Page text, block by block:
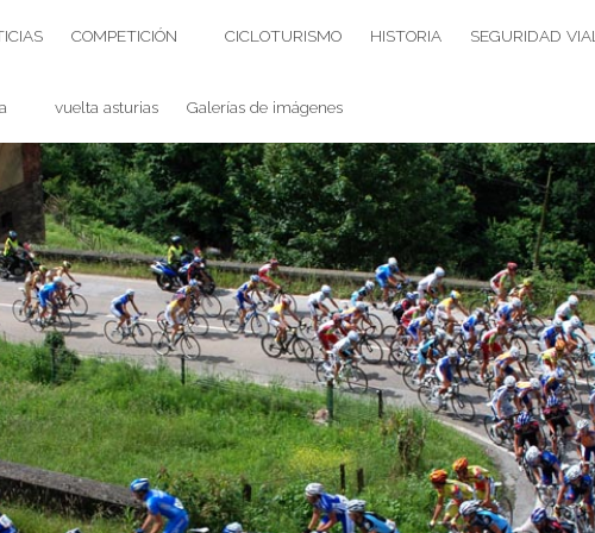
COMPETICIÓN CICLOTURISMO HISTORIA SEGURIDAD VIAL
vuelta asturias Galerías de imágenes